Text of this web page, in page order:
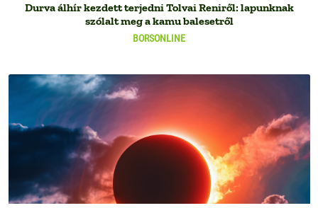
BORSONLINE
Durva álhír kezdett terjedni Tolvai Reniről: lapunknak
szólalt meg a kamu balesetről